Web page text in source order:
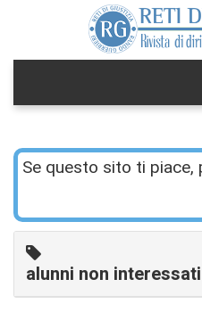
Se questo sito ti piace,
alunni non